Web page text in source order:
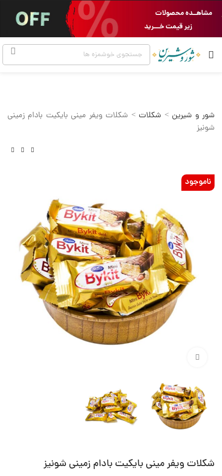
مشاهــده محصولات
زیر قیمت خـــرید
شور و شیرین> شکلات> شکلات ویفر مینی بایکیت بادام زمینی
شونیز
ناموجود
شکلات ویفر مینی بایکیت بادام زمینی شونیز